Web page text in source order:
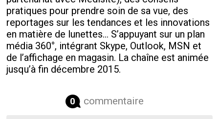
pratiques pour prendre soin de sa vue, des
reportages sur les tendances et les innovations
en matière de lunettes… S’appuyant sur un plan
média 360°, intégrant Skype, Outlook, MSN et
de l’affichage en magasin. La chaîne est animée
jusqu’à fin décembre 2015.
0 commentaire